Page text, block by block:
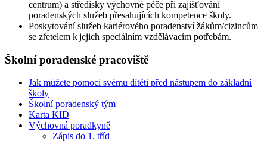
centrum) a středisky výchovné péče při zajišťování
poradenských služeb přesahujících kompetence školy.
Poskytování služeb kariérového poradenství žákům/cizincům
se zřetelem k jejich speciálním vzdělávacím potřebám.
Školní poradenské pracoviště
Jak můžete pomoci svému dítěti před nástupem do základní
školy
Školní poradenský tým
Karta KID
Výchovná poradkyně
Zápis do 1. tříd